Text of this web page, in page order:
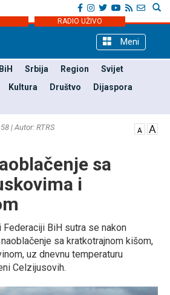
RADIO UŽIVO
Meni
BiH Srbija Region
Svijet
Kultura Društvo
Dijaspora
| Autor: RTRS
sa
i
BiH sutra se nakon
sa kratkotrajnom kišom,
uz dnevnu temperaturu
Celzijusovih.